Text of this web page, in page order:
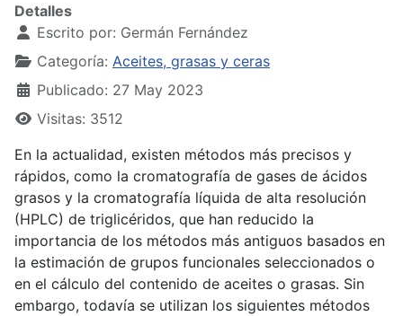
Detalles
Escrito por: Germán Fernández
Categoría: Aceites, grasas y ceras
Publicado: 27 May 2023
Visitas: 3512
En la actualidad, existen métodos más precisos y
rápidos, como la cromatografía de gases de ácidos
grasos y la cromatografía líquida de alta resolución
(HPLC) de triglicéridos, que han reducido la
importancia de los métodos más antiguos basados en
la estimación de grupos funcionales seleccionados o
en el cálculo del contenido de aceites o grasas. Sin
embargo, todavía se utilizan los siguientes métodos